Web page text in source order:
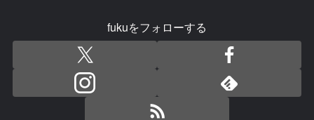
fukuをフォローする